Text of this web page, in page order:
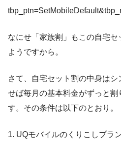
なにせ「家族割」もこの自宅
ようですから。
さて、自宅セット割の中身は
せば毎月の基本料金がずっと
す。その条件は以下のとおり。
1. UQモバイルのくりこしプラ